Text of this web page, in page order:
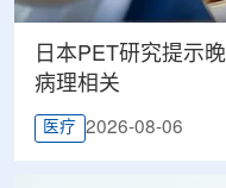
日本PET研究提示
病理相关
医疗 2026-08-06